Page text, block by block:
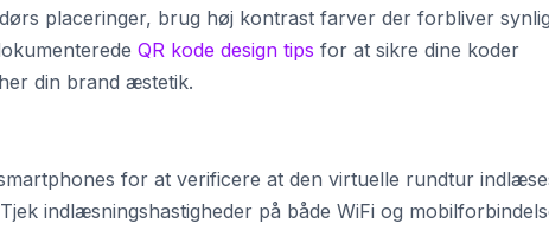
placeringer, brug høj kontrast farver der forbliver
QR kode design tips for at sikre dine koder
din brand æstetik.
for at verificere at den virtuelle rundtur
indlæsningshastigheder på både WiFi og